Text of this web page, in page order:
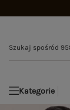
Kategorie